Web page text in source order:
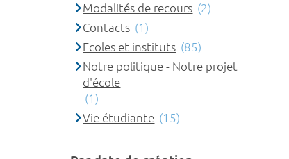
Modalités de recours (2)
Contacts (1)
Ecoles et instituts (85)
Notre politique - Notre projet
d'école
(1)
Vie étudiante (15)